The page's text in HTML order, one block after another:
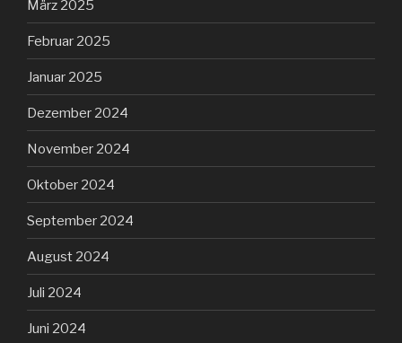
März 2025
Februar 2025
Januar 2025
Dezember 2024
November 2024
Oktober 2024
September 2024
August 2024
Juli 2024
Juni 2024